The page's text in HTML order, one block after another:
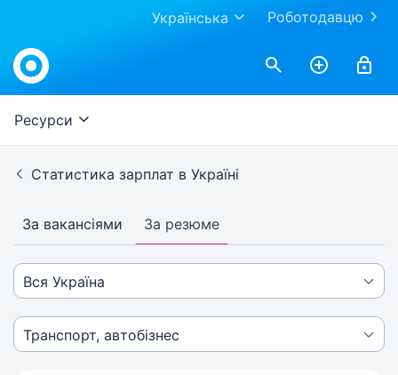
Роботодавцю
Українська
Ресурси
Статистика зарплат в Україні
За вакансіями За резюме